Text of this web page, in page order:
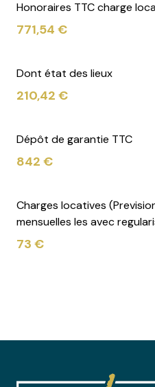
Honoraires TTC charge
771,54 €
Dont état des lieux
210,42 €
Dépôt de garantie TTC
842 €
Charges locatives
mensuelles les avec
73 €